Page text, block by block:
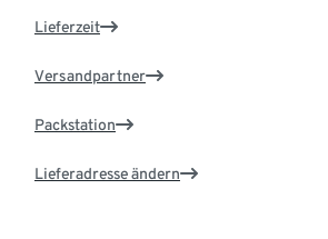
Lieferzeit
Versandpartner
Packstation
Lieferadresse ändern